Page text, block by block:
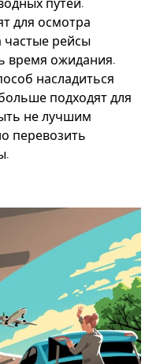
путей.
для осмотра
частые рейсы
время ожидания.
насладиться
подходят для
не лучшим
перевозить